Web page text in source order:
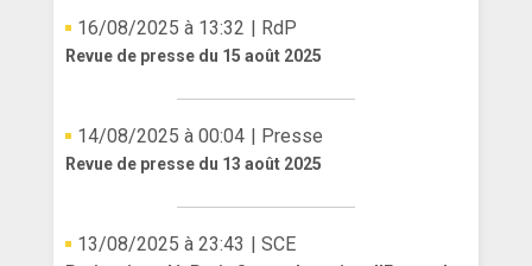
16/08/2025 à 13:32 | RdP
Revue de presse du 15 août 2025
14/08/2025 à 00:04 | Presse
Revue de presse du 13 août 2025
13/08/2025 à 23:43 | SCE